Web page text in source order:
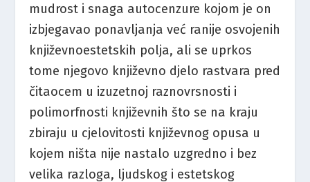
mudrost i snaga autocenzure kojom je on
izbjegavao ponavljanja već ranije osvojenih
književnoestetskih polja, ali se uprkos
tome njegovo književno djelo rastvara pred
čitaocem u izuzetnoj raznovrsnosti i
polimorfnosti književnih što se na kraju
zbiraju u cjelovitosti književnog opusa u
kojem ništa nije nastalo uzgredno i bez
velika razloga, ljudskog i estetskog